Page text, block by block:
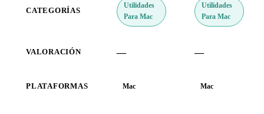
CATEGORÍAS
Utilidades
Para Mac
Utilidades
Para Mac
VALORACIÓN — —
PLATAFORMAS Mac Mac